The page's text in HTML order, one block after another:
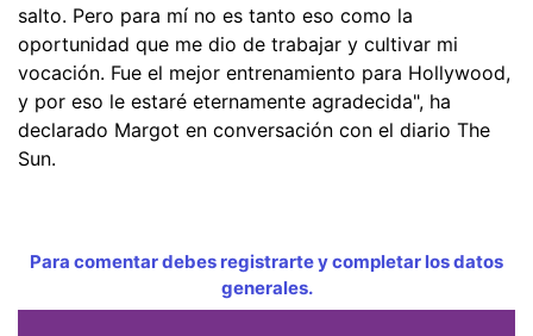
salto. Pero para mí no es tanto eso como la
oportunidad que me dio de trabajar y cultivar mi
vocación. Fue el mejor entrenamiento para Hollywood,
y por eso le estaré eternamente agradecida", ha
declarado Margot en conversación con el diario The
Sun.
Para comentar debes registrarte y completar los datos
generales.